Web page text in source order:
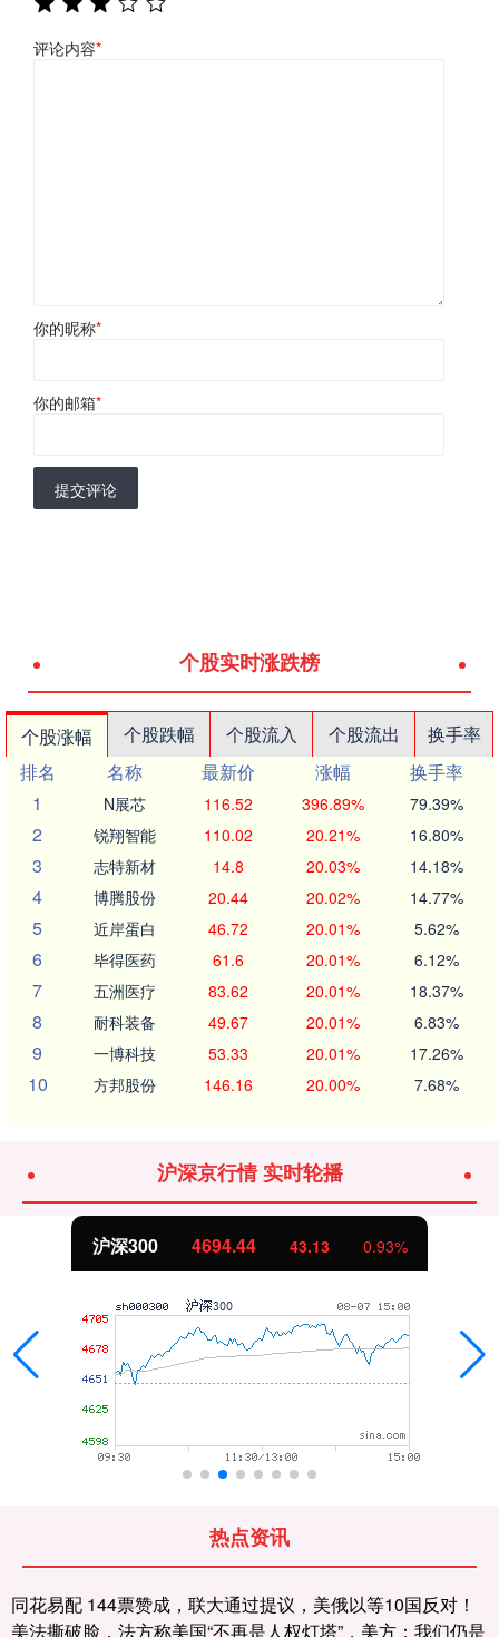
评论内容*
你的昵称*
你的邮箱*
提交评论
个股实时涨跌榜
个股涨幅 个股跌幅 个股流入 个股流出
换手率
排名
名称 最新价 涨幅
换手率
1
N展芯 116.52 396.89% 79.39%
2 锐翔智能 110.02 20.21% 16.80%
3 志特新材 14.8 20.03% 14.18%
4 博腾股份 20.44 20.02% 14.77%
5 近岸蛋白 46.72 20.01% 5.62%
6 毕得医药 61.6 20.01% 6.12%
7 五洲医疗 83.62 20.01% 18.37%
8 耐科装备 49.67 20.01% 6.83%
9 一博科技 53.33 20.01% 17.26%
10 方邦股份 146.16 20.00% 7.68%
沪深京行情 实时轮播
沪深300 4694.44 43.13 0.93%
热点资讯
同花易配 144票赞成，联大通过提议，美俄以等10国反对！
美法撕破脸，法方称美国“不再是人权灯塔”，美方：我们仍是